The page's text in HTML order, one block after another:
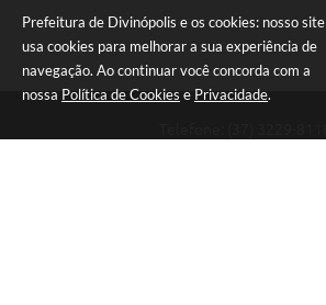
Prefeitura de Divinópolis e os cookies: nosso site
usa cookies para melhorar a sua experiência de
navegação. Ao continuar você concorda com a
nossa Política de Cookies e Privacidade.